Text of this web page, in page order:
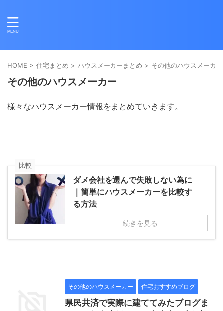
HOME > 住宅まとめ > ハウスメーカーまとめ > その他のハウスメーカー
その他のハウスメーカー
様々なハウスメーカー情報をまとめていきます。
比較
ダメ会社を選んで失敗しない為に
｜簡単にハウスメーカーを比較す
る方法
続きを見る
その他のハウスメーカー 住宅おすすめブログ
県民共済で実際に建ててみたブログま